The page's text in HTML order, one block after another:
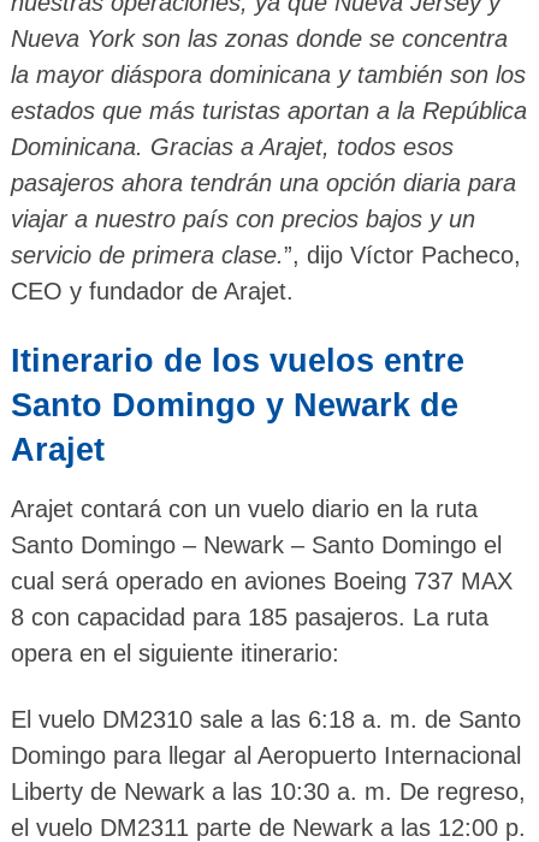
Nueva York son las zonas donde se concentra
la mayor diáspora dominicana y también son los
estados que más turistas aportan a la República
Dominicana. Gracias a Arajet, todos esos
pasajeros ahora tendrán una opción diaria para
viajar a nuestro país con precios bajos y un
servicio de primera clase.”, dijo Víctor Pacheco,
CEO y fundador de Arajet.
Itinerario de los vuelos entre
Santo Domingo y Newark de
Arajet
Arajet contará con un vuelo diario en la ruta
Santo Domingo – Newark – Santo Domingo el
cual será operado en aviones Boeing 737 MAX
8 con capacidad para 185 pasajeros. La ruta
opera en el siguiente itinerario:
El vuelo DM2310 sale a las 6:18 a. m. de Santo
Domingo para llegar al Aeropuerto Internacional
Liberty de Newark a las 10:30 a. m. De regreso,
el vuelo DM2311 parte de Newark a las 12:00 p.